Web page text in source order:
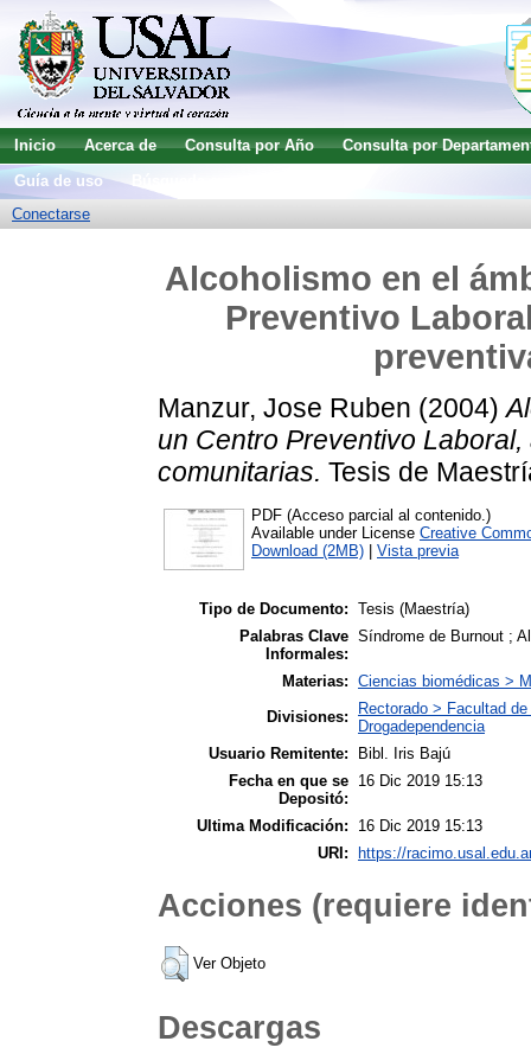
Inicio Acerca de Consulta por Año
Consulta por
Guía de uso
Conectarse
Alcoholismo en el
Preventivo
Manzur, Jose Ruben (2004)
un Centro Preventivo
comunitarias. Tesis de
PDF (Acceso parcial al contenido.)
Available under License Creative
Download (2MB)
Vista previa
Tipo de Documento: Tesis (Maestría)
Palabras Clave
Informales:
Síndrome de Burnout ;
Materias: Ciencias biomédicas >
Divisiones:
Rectorado > Facultad
Drogadependencia
Usuario Remitente:
Bibl. Iris Bajú
Fecha en que se
Depositó:
16 Dic 2019 15:13
Ultima Modificación:
16 Dic 2019 15:13
URI:
https://
Acciones (requiere
Ver Objeto
Descargas